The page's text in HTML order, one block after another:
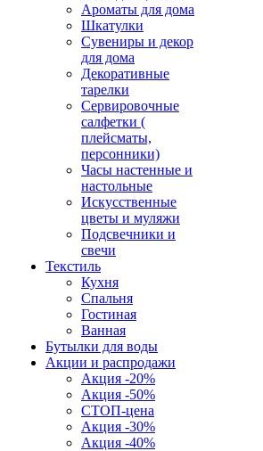
Ароматы для дома
Шкатулки
Сувениры и декор
для дома
Декоративные
тарелки
Сервировочные
салфетки (
плейсматы,
персонники)
Часы настенные и
настольные
Искусственные
цветы и муляжи
Подсвечники и
свечи
Текстиль
Кухня
Спальня
Гостиная
Ванная
Бутылки для воды
Акции и распродажи
Акция -20%
Акция -50%
СТОП-цена
Акция -30%
Акция -40%